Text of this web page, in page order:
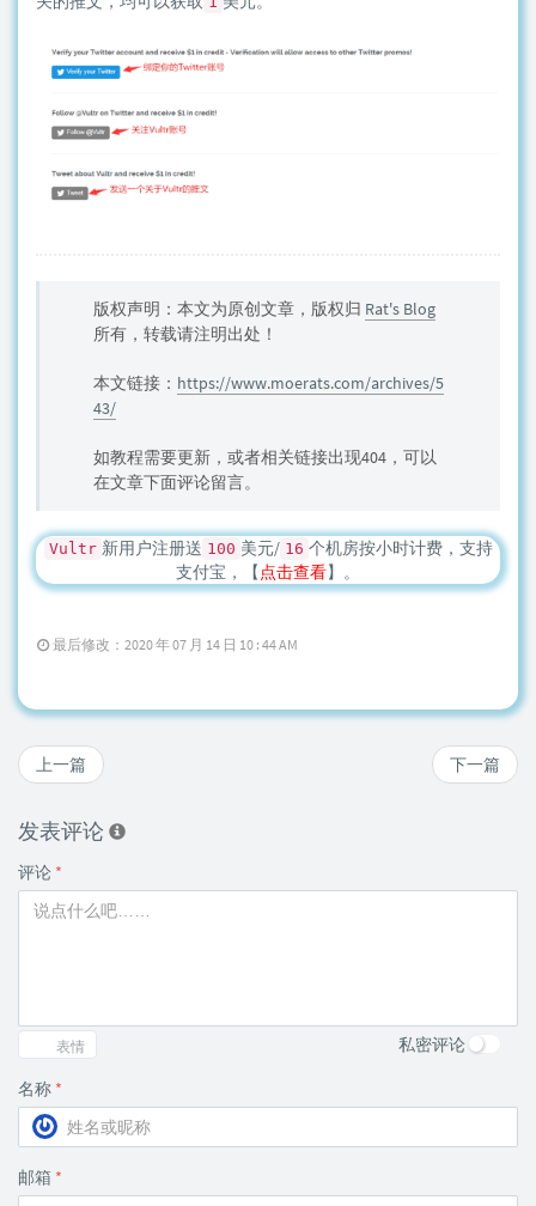
版权声明：本文为原创文章，版权归 Rat's Blog
所有，转载请注明出处！
本文链接： https://www.moerats.com/archives/5
43/
如教程需要更新，或者相关链接出现404，可以
在文章下面评论留言。
Vultr 新用户注册送 100 美元/ 16 个机房按小时计费，支持
支付宝，【点击查看】。
最后修改：2020 年 07 月 14 日 10 : 44 AM
下一篇
上一篇
发表评论
评论 *
表情 私密评论
名称 *
邮箱 *